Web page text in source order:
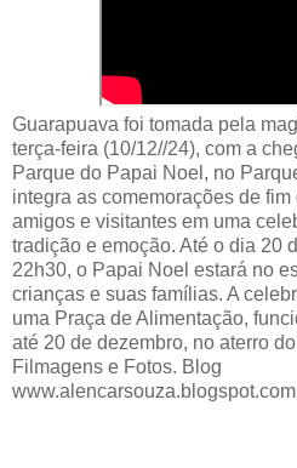
Guarapuava foi tomada pela
terça-feira (10/12//24), com a
Parque do Papai Noel, no
integra as comemorações de
amigos e visitantes em uma
tradição e emoção. Até o dia 20
22h30, o Papai Noel estará no
crianças e suas famílias. A
uma Praça de Alimentação,
até 20 de dezembro, no aterro
Filmagens e Fotos. Blog